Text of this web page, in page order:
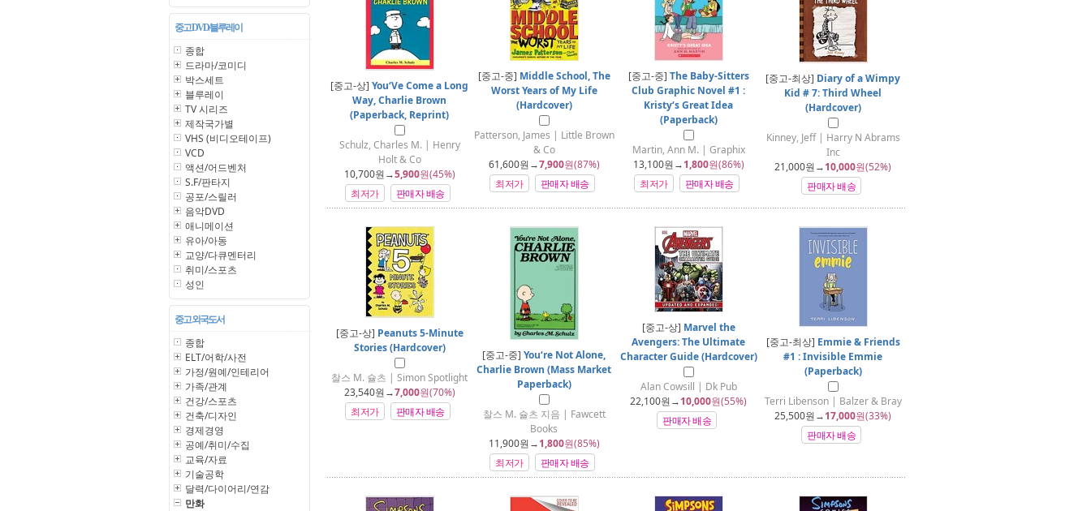
중고 DVD/블루레이
종합
드라마/코미디
박스세트
블루레이
TV 시리즈
제작국가별
VHS (비디오테이프)
VCD
액션/어드벤처
S.F/판타지
공포/스릴러
음악DVD
애니메이션
유아/아동
교양/다큐멘터리
취미/스포츠
성인
중고 외국도서
종합
ELT/어학/사전
가정/원예/인테리어
가족/관계
건강/스포츠
건축/디자인
경제경영
공예/취미/수집
교육/자료
기술공학
달력/다이어리/연감
만화
[중고-상] You‘Ve Come a Long
Way, Charlie Brown
(Paperback, Reprint)
Schulz, Charles M. | Henry
Holt & Co
10,700원→5,900원(45%)
최저가
판매자 배송
[중고-중] Middle School, The
Worst Years of My Life
(Hardcover)
Patterson, James | Little Brown
& Co
61,600원→7,900원(87%)
최저가
판매자 배송
[중고-중] The Baby-Sitters
Club Graphic Novel #1 :
Kristy‘s Great Idea
(Paperback)
Martin, Ann M. | Graphix
13,100원→1,800원(86%)
최저가
판매자 배송
[중고-최상] Diary of a Wimpy
Kid # 7: Third Wheel
(Hardcover)
Kinney, Jeff | Harry N Abrams
Inc
21,000원→10,000원(52%)
판매자 배송
[중고-상] Peanuts 5-Minute
Stories (Hardcover)
찰스 M. 슐츠 | Simon Spotlight
23,540원→7,000원(70%)
최저가
판매자 배송
[중고-중] You‘re Not Alone,
Charlie Brown (Mass Market
Paperback)
찰스 M. 슐츠 지음 | Fawcett
Books
11,900원→1,800원(85%)
최저가
판매자 배송
[중고-상] Marvel the
Avengers: The Ultimate
Character Guide (Hardcover)
Alan Cowsill | Dk Pub
22,100원→10,000원(55%)
판매자 배송
[중고-최상] Emmie & Friends
#1 : Invisible Emmie
(Paperback)
Terri Libenson | Balzer & Bray
25,500원→17,000원(33%)
판매자 배송